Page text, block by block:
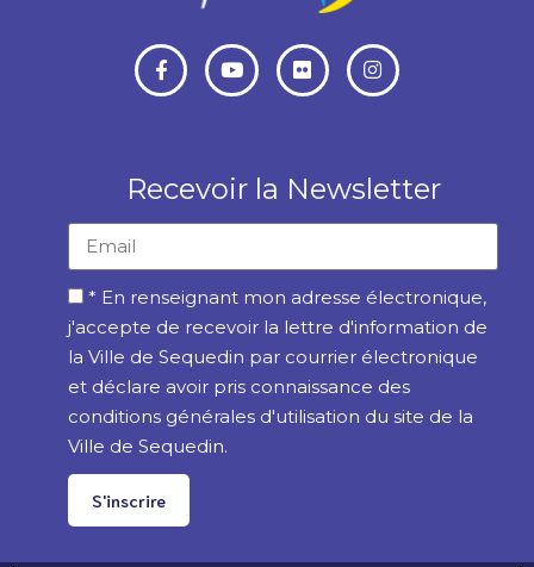
Recevoir la Newsletter
* En renseignant mon adresse électronique,
j'accepte de recevoir la lettre d'information de
la Ville de Sequedin par courrier électronique
et déclare avoir pris connaissance des
conditions générales d'utilisation du site de la
Ville de Sequedin.
S'inscrire